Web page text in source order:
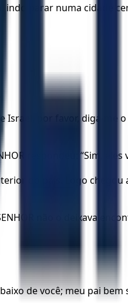
parar numa cidade
por favor, diga-me o
respondeu: “Sim, eles
do país. Logo chegou
não o deixava
de você; meu pai bem